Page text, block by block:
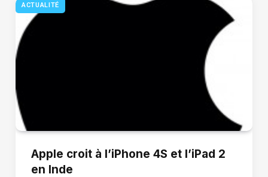
ACTUALITÉ
Apple croit à l’iPhone 4S et l’iPad 2
en Inde